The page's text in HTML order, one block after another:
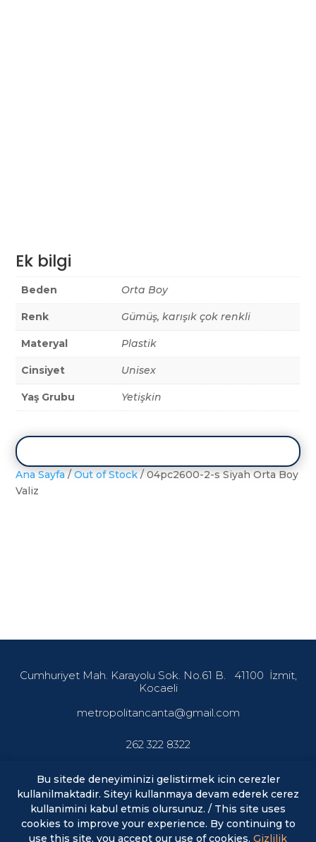
Ek bilgi
Beden Orta Boy
Renk Gümüş, karışık çok renkli
Materyal Plastik
Cinsiyet Unisex
Yaş Grubu Yetişkin
Ana Sayfa /Out of Stock / 04pc2600-2-s Siyah Orta Boy
Valiz
Cumhuriyet Mah. Karayolu Sok. No.61 B. 41100 İzmit,
Kocaeli
metropolitancanta@gmail.com
262 322 8322
En son haberler ve fırsatlardan haberdar olmak için abone
olun.
Bu sitede deneyiminizi gelistirmek icin cerezler
kullanilmaktadir. Siteyi kullanmaya devam ederek cerez
kullanimini kabul etmis olursunuz. / This site uses
cookies to improve your experience. By continuing to
use this site, you accept our use of cookies. Gizlilik